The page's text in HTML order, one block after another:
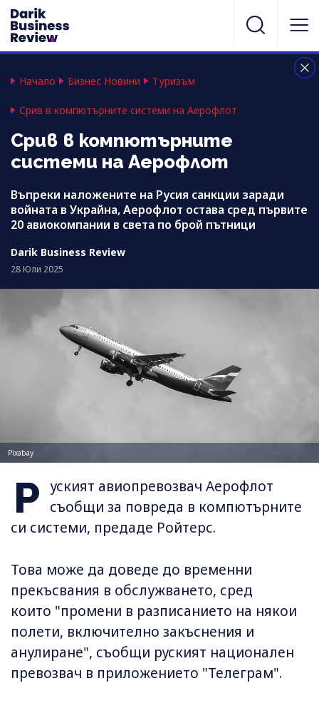
Начало Бизнес Новини Туризъм
Срив в компютърните системи на Аерофлот
Срив в компютърните
системи на Аерофлот
Въпреки наложените на Русия санкции заради
войната в Украйна, Аерофлот остава сред първите
20 авиокомпании в света по брой пътници
Darik Business Review
28 Юли 2025
Pixabay
Р
уският авиопревозвач Аерофлот
съобщи за повреда в компютърните
си системи, предаде Ройтерс.
Това може да доведе до временни
прекъсвания в обслужването, сред
които "промени в разписанието на някои
полети, включително закъснения и
анулиране", съобщи руският национален
превозвач в приложението "Телеграм".